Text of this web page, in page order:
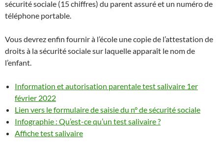
sécurité sociale (15 chiffres) du parent assuré et un numéro de
téléphone portable.
Vous devrez enfin fournir à l’école une copie de l’attestation de
droits à la sécurité sociale sur laquelle apparaît le nom de
l’enfant.
Information et autorisation parentale test salivaire 1er
février 2022
Lien vers le formulaire de saisie du n° de sécurité sociale
Infographie : Qu’est-ce qu’un test salivaire ?
Affiche test salivaire